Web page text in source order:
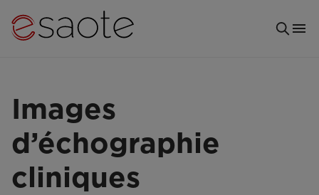
Images
d’échographie
cliniques